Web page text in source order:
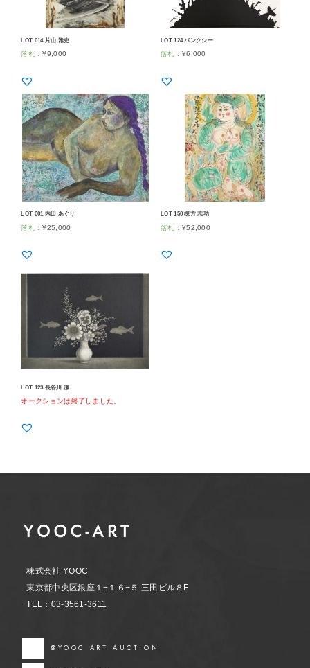
LOT 014 片山 雅史
落札 ：¥9,000
LOT 124 バンクシー
落札 ： ¥6,000
LOT 001 内田 あぐり
落札 ：¥25,000
LOT 150 棟方 志功
落札 ： ¥52,000
LOT 123 長谷川 潔
オークションは終了しました
株式会社 YOOC
東京都中央区銀座１−１６−５ 三田ビル８F
TEL：03-3561-3611
@YOOC ART AUCTION